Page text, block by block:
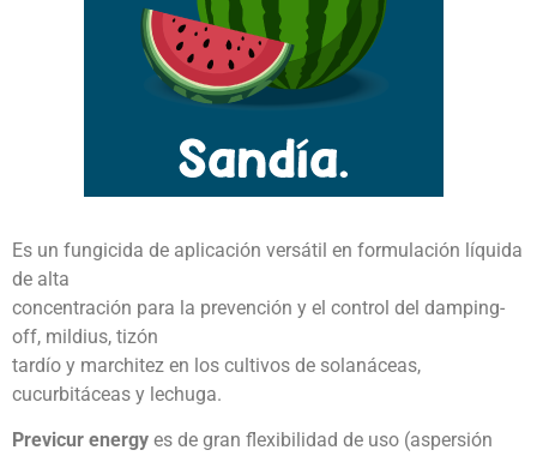
Es un fungicida de aplicación versátil en formulación líquida
de alta
concentración para la prevención y el control del damping-
off, mildius, tizón
tardío y marchitez en los cultivos de solanáceas,
cucurbitáceas y lechuga.
Previcur energy es de gran flexibilidad de uso (aspersión